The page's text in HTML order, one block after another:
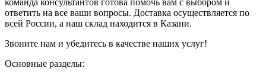
команда консультантов готова помочь вам с выбором и
ответить на все ваши вопросы. Доставка осуществляется по
всей России, а наш склад находится в Казани.
Звоните нам и убедитесь в качестве наших услуг!
Основные разделы: